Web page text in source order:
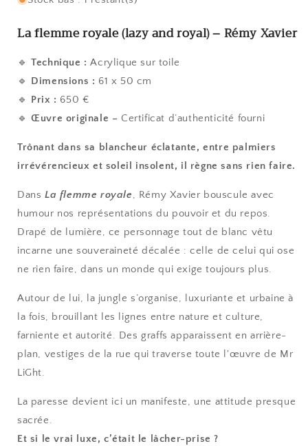
La flemme royale (lazy and royal) – Rémy Xavier
🔹 Technique : Acrylique sur toile
🔹 Dimensions : 61 x 50 cm
🔹 Prix : 650 €
🔹Œuvre originale – Certificat d’authenticité fourni
Trônant dans sa blancheur éclatante, entre palmiers
irrévérencieux et soleil insolent, il règne sans rien faire.
Dans La flemme royale, Rémy Xavier bouscule avec
humour nos représentations du pouvoir et du repos.
Drapé de lumière, ce personnage tout de blanc vêtu
incarne une souveraineté décalée : celle de celui qui ose
ne rien faire, dans un monde qui exige toujours plus.
Autour de lui, la jungle s’organise, luxuriante et urbaine à
la fois, brouillant les lignes entre nature et culture,
farniente et autorité. Des graffs apparaissent en arrière-
plan, vestiges de la rue qui traverse toute l'œuvre de Mr
LiGht.
La paresse devient ici un manifeste, une attitude presque
sacrée.
Et si le vrai luxe, c’était le lâcher-prise ?